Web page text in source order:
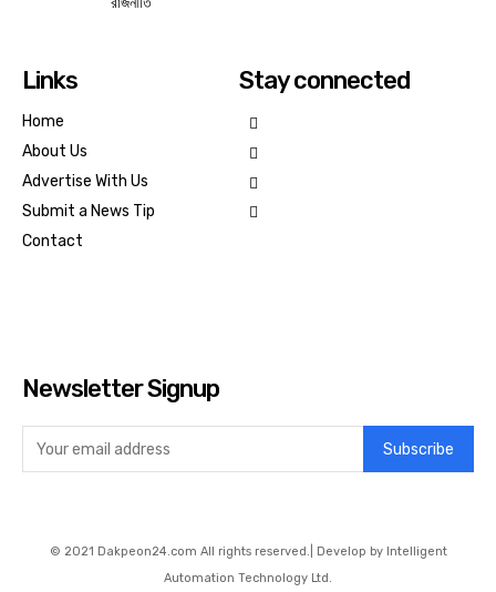
Links
Home
About Us
Advertise With Us
Submit a News Tip
Contact
Stay connected
Newsletter Signup
Subscribe
© 2021 Dakpeon24.com All rights reserved.| Develop by Intelligent
Automation Technology Ltd.